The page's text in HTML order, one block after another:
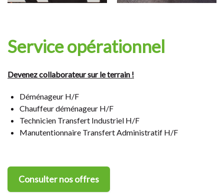
Service opérationnel
Devenez collaborateur sur le terrain !
Déménageur H/F
Chauffeur déménageur H/F
Technicien Transfert Industriel H/F
Manutentionnaire Transfert Administratif H/F
Consulter nos offres